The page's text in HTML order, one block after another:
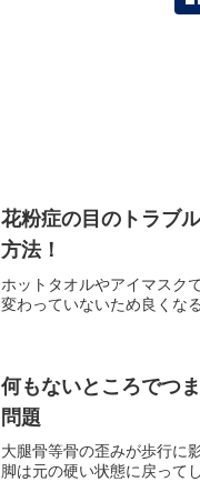
花粉症の目のトラブ
方法！
ホットタオルやアイマスク
変わっていないため良くな
何もないところでつ
問題
大腿骨等骨の歪みが歩行に
脚は元の硬い状態に戻って